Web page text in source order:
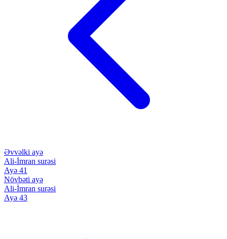
Əvvəlki ayə
Ali-İmran surəsi
Ayə 41
Növbəti ayə
Ali-İmran surəsi
Ayə 43